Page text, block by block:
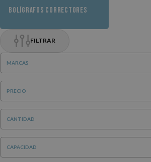
BOLÍGRAFOS CORRECTORES
FILTRAR
MARCAS
PRECIO
CANTIDAD
CAPACIDAD